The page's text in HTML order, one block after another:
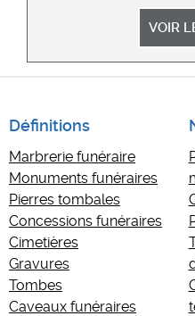
VOIR
Définitions
Marbrerie funéraire
Monuments funéraires
Pierres tombales
Concessions funéraires
Cimetières
Gravures
Tombes
Caveaux funéraires